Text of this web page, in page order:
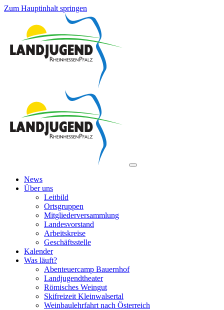
Zum Hauptinhalt springen
News
Über uns
Leitbild
Ortsgruppen
Mitgliederversammlung
Landesvorstand
Arbeitskreise
Geschäftsstelle
Kalender
Was läuft?
Abenteuercamp Bauernhof
Landjugendtheater
Römisches Weingut
Skifreizeit Kleinwalsertal
Weinbaulehrfahrt nach Österreich